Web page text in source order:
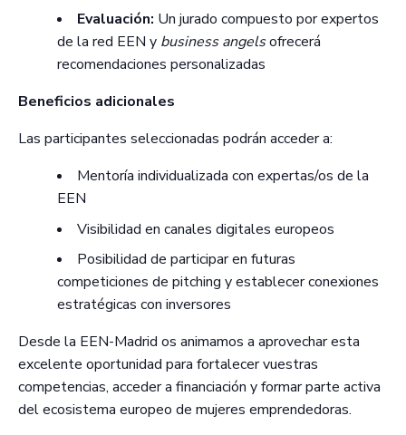
Evaluación: Un jurado compuesto por expertos
de la red EEN y business angels ofrecerá
recomendaciones personalizadas
Beneficios adicionales
Las participantes seleccionadas podrán acceder a:
Mentoría individualizada con expertas/os de la
EEN
Visibilidad en canales digitales europeos
Posibilidad de participar en futuras
competiciones de pitching y establecer conexiones
estratégicas con inversores
Desde la EEN-Madrid os animamos a aprovechar esta
excelente oportunidad para fortalecer vuestras
competencias, acceder a financiación y formar parte activa
del ecosistema europeo de mujeres emprendedoras.